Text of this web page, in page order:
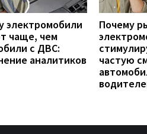
электромобили
чаще, чем
с ДВС:
аналитиков
Почему
частую